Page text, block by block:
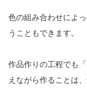
色の組み合わせによ
うこともできます。
作品作りの工程でも
えながら作ることは